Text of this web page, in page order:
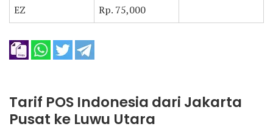
EZ
Rp. 75,000
Tarif POS Indonesia dari Jakarta
Pusat ke Luwu Utara